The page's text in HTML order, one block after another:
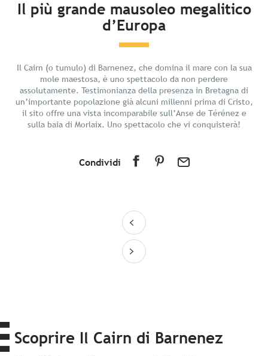
Preparate il vostro soggiorno
Il più grande mausoleo megalitico
d’Europa
Il Cairn (o tumulo) di Barnenez, che domina il mare con la sua
mole maestosa, è uno spettacolo da non perdere
assolutamente. Testimonianza della presenza in Bretagna di
un’importante popolazione già alcuni millenni prima di Cristo,
il sito offre una vista incomparabile sull’Anse de Térénez e
sulla baia di Morlaix. Uno spettacolo che vi conquisterà!
Condividi
Scoprire Il Cairn di Barnenez